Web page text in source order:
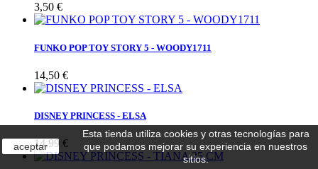
3,50 €
FUNKO POP TOY STORY 5 - WOODY1711
14,50 €
DISNEY PRINCESS - ELSA
14,99 €
aceptar
Esta tienda utiliza cookies y otras tecnologías para
que podamos mejorar su experiencia en nuestros
sitios.